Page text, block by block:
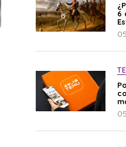
6